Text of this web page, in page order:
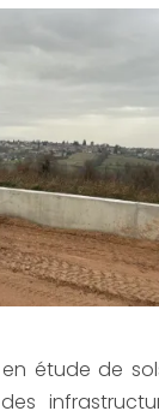
étude de